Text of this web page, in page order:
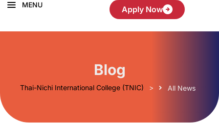
MENU Apply Now
Blog
Thai-Nichi International College (TNIC) > All News